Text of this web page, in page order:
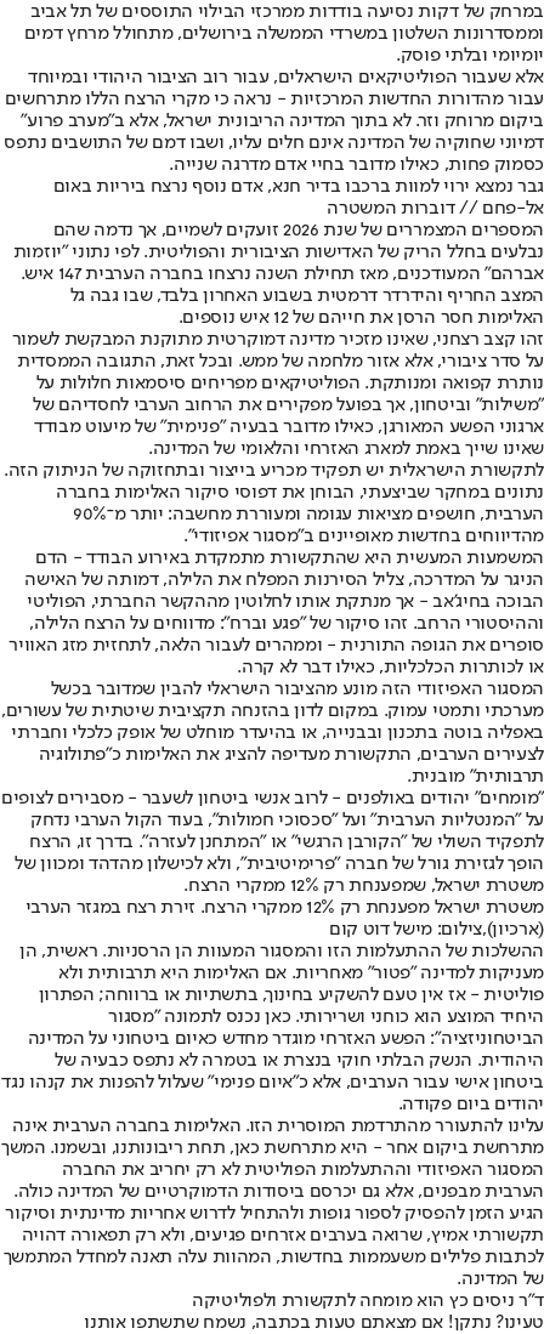
במרחק של דקות נסיעה בודדות ממרכזי הבילוי התוססים של תל אביב
וממסדרונות השלטון במשרדי הממשלה בירושלים, מתחולל מרחץ דמים
יומיומי ובלתי פוסק.
אלא שעבור הפוליטיקאים הישראלים, עבור רוב הציבור היהודי ובמיוחד
עבור מהדורות החדשות המרכזיות - נראה כי מקרי הרצח הללו מתרחשים
ביקום מרוחק וזר. לא בתוך המדינה הריבונית ישראל, אלא ב"מערב פרוע"
דמיוני שחוקיה של המדינה אינם חלים עליו, ושבו דמם של התושבים נתפס
כסמוק פחות, כאילו מדובר בחיי אדם מדרגה שנייה.
גבר נמצא ירוי למוות ברכבו בדיר חנא, אדם נוסף נרצח ביריות באום
אל-פחם // דוברות המשטרה
המספרים המצמררים של שנת 2026 זועקים לשמיים, אך נדמה שהם
נבלעים בחלל הריק של האדישות הציבורית והפוליטית. לפי נתוני "יוזמות
אברהם" המעודכנים, מאז תחילת השנה נרצחו בחברה הערבית 147 איש.
המצב החריף והידרדר דרמטית בשבוע האחרון בלבד, שבו גבה גל
האלימות חסר הרסן את חייהם של 12 איש נוספים.
זהו קצב רצחני, שאינו מזכיר מדינה דמוקרטית מתוקנת המבקשת לשמור
על סדר ציבורי, אלא אזור מלחמה של ממש. ובכל זאת, התגובה הממסדית
נותרת קפואה ומנותקת. הפוליטיקאים מפריחים סיסמאות חלולות על
"משילות" וביטחון, אך בפועל מפקירים את הרחוב הערבי לחסדיהם של
ארגוני הפשע המאורגן, כאילו מדובר בבעיה "פנימית" של מיעוט מבודד
שאינו שייך באמת למארג האזרחי והלאומי של המדינה.
לתקשורת הישראלית יש תפקיד מכריע בייצור ובתחזוקה של הניתוק הזה.
נתונים במחקר שביצעתי, הבוחן את דפוסי סיקור האלימות בחברה
הערבית, חושפים מציאות עגומה ומעוררת מחשבה: יותר מ־90%
מהדיווחים בחדשות מאופיינים ב"מסגור אפיזודי".
המשמעות המעשית היא שהתקשורת מתמקדת באירוע הבודד - הדם
הניגר על המדרכה, צליל הסירנות המפלח את הלילה, דמותה של האישה
הבוכה בחיג'אב - אך מנתקת אותו לחלוטין מההקשר החברתי, הפוליטי
וההיסטורי הרחב. זהו סיקור של "פגע וברח": מדווחים על הרצח הלילה,
סופרים את הגופה התורנית - וממהרים לעבור הלאה, לתחזית מזג האוויר
או לכותרות הכלכליות, כאילו דבר לא קרה.
המסגור האפיזודי הזה מונע מהציבור הישראלי להבין שמדובר בכשל
מערכתי ותמטי עמוק. במקום לדון בהזנחה תקציבית שיטתית של עשורים,
באפליה בוטה בתכנון ובבנייה, או בהיעדר מוחלט של אופק כלכלי וחברתי
לצעירים הערבים, התקשורת מעדיפה להציג את האלימות כ"פתולוגיה
תרבותית" מובנית.
"מומחים" יהודים באולפנים - לרוב אנשי ביטחון לשעבר - מסבירים לצופים
על "המנטליות הערבית" ועל "סכסוכי חמולות", בעוד הקול הערבי נדחק
לתפקיד השולי של "הקורבן הרגשי" או "המתחנן לעזרה". בדרך זו, הרצח
הופך לגזירת גורל של חברה "פרימיטיבית", ולא לכישלון מהדהד ומכוון של
משטרת ישראל, שמפענחת רק 12% ממקרי הרצח.
משטרת ישראל מפענחת רק 12% ממקרי הרצח. זירת רצח במגזר הערבי
(ארכיון),צילום: מישל דוט קום
ההשלכות של ההתעלמות הזו והמסגור המעוות הן הרסניות. ראשית, הן
מעניקות למדינה "פטור" מאחריות. אם האלימות היא תרבותית ולא
פוליטית - אז אין טעם להשקיע בחינוך, בתשתיות או ברווחה; הפתרון
היחיד המוצע הוא כוחני ושרירותי. כאן נכנס לתמונה "מסגור
הביטחוניזציה": הפשע האזרחי מוגדר מחדש כאיום ביטחוני על המדינה
היהודית. הנשק הבלתי חוקי בנצרת או בטמרה לא נתפס כבעיה של
ביטחון אישי עבור הערבים, אלא כ"איום פנימי" שעלול להפנות את קנהו נגד
יהודים ביום פקודה.
עלינו להתעורר מהתרדמת המוסרית הזו. האלימות בחברה הערבית אינה
מתרחשת ביקום אחר - היא מתרחשת כאן, תחת ריבונותנו, ובשמנו. המשך
המסגור האפיזודי וההתעלמות הפוליטית לא רק יחריב את החברה
הערבית מבפנים, אלא גם יכרסם ביסודות הדמוקרטיים של המדינה כולה.
הגיע הזמן להפסיק לספור גופות ולהתחיל לדרוש אחריות מדינתית וסיקור
תקשורתי אמיץ, שרואה בערבים אזרחים פגיעים, ולא רק תפאורה דהויה
לכתבות פלילים משעממות בחדשות, המהוות עלה תאנה למחדל המתמשך
של המדינה.
ד"ר ניסים כץ הוא מומחה לתקשורת ולפוליטיקה
טעינו? נתקן! אם מצאתם טעות בכתבה, נשמח שתשתפו אותנו